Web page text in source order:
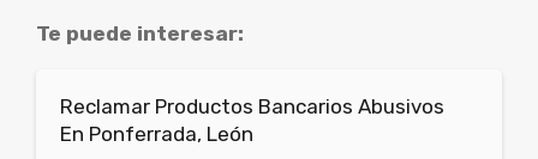
Te puede interesar:
Reclamar Productos Bancarios Abusivos
En Ponferrada, León